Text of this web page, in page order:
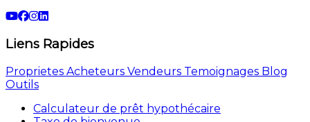
Liens Rapides
Proprietes Acheteurs Vendeurs Temoignages Blog
Outils
Calculateur de prêt hypothécaire